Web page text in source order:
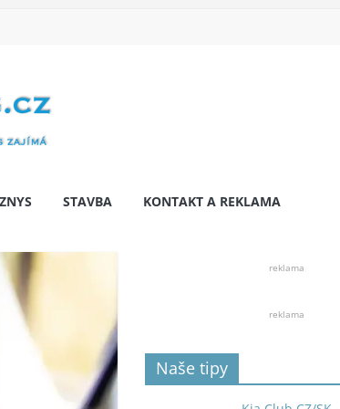
STAVBA KONTAKT A REKLAMA
reklama
reklama
Naše tipy